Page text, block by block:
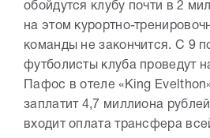
обойдутся клубу почти в 2
на этом курортно-
команды не закончится. С 9
футболисты клуба проведут
Пафос в отеле «King
заплатит 4,7 миллиона
входит оплата трансфера